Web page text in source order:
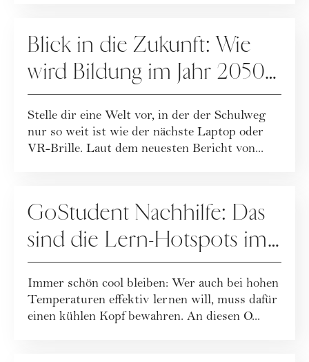
Blick in die Zukunft: Wie
wird Bildung im Jahr 2050
aussehen?
Stelle dir eine Welt vor, in der der Schulweg
nur so weit ist wie der nächste Laptop oder
VR-Brille. Laut dem neuesten Bericht von...
GoStudent Nachhilfe: Das
sind die Lern-Hotspots im
Sommer
Immer schön cool bleiben: Wer auch bei hohen
Temperaturen effektiv lernen will, muss dafür
einen kühlen Kopf bewahren. An diesen O...